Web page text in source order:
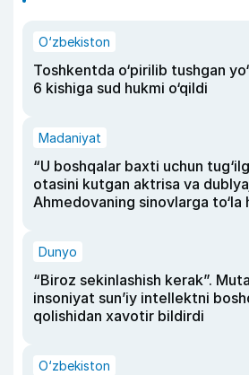
O‘zbekiston
Toshkentda o‘pirilib tushgan
6 kishiga sud hukmi o‘qildi
Madaniyat
“U boshqalar baxti uchun
otasini kutgan aktrisa va
Ahmedovaning sinovlarga to‘la
Dunyo
“Biroz sekinlashish kerak”.
insoniyat sun’iy intellektni
qolishidan xavotir bildirdi
O‘zbekiston